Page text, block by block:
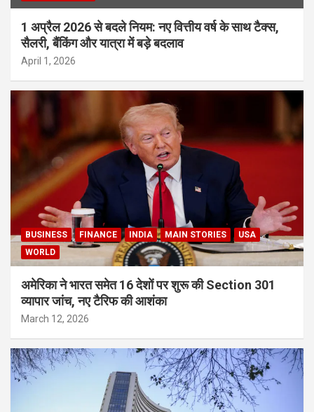
1 अप्रैल 2026 से बदले नियम: नए वित्तीय वर्ष के साथ टैक्स,
सैलरी, बैंकिंग और यात्रा में बड़े बदलाव
April 1, 2026
BUSINESS FINANCE INDIA MAIN STORIES
USA
WORLD
अमेरिका ने भारत समेत 16 देशों पर शुरू की Section 301
व्यापार जांच, नए टैरिफ की आशंका
March 12, 2026